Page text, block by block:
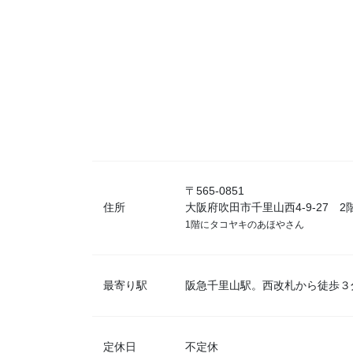
住所
〒565-0851
大阪府吹田市千里山西4-9-27 2
1階にタコヤキのあほやさん
最寄り駅 阪急千里山駅。西改札から徒歩
定休日 不定休